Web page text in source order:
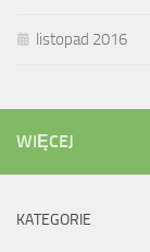
listopad 2016
WIĘCEJ
KATEGORIE